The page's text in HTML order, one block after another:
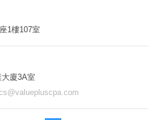
1樓107室
廈3A室